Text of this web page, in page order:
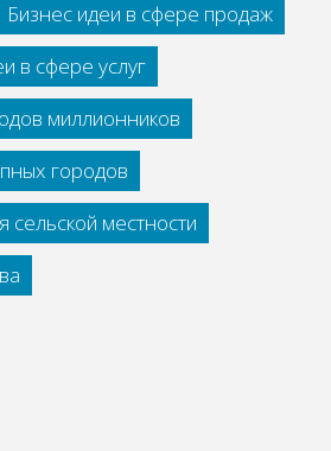
Бизнес идеи в сфере продаж
в сфере услуг
миллионников
городов
сельской местности